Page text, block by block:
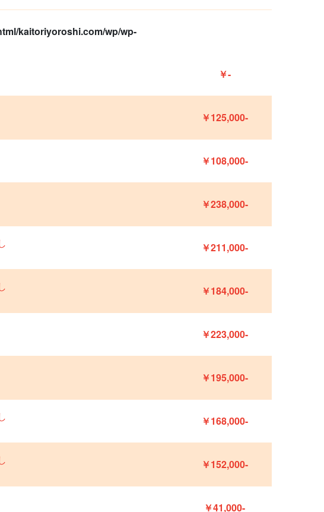
kaitoriyoroshi.com/wp/wp-
￥-
￥125,000-
￥108,000-
￥238,000-
￥211,000-
￥184,000-
￥223,000-
￥195,000-
￥168,000-
￥152,000-
￥41,000-